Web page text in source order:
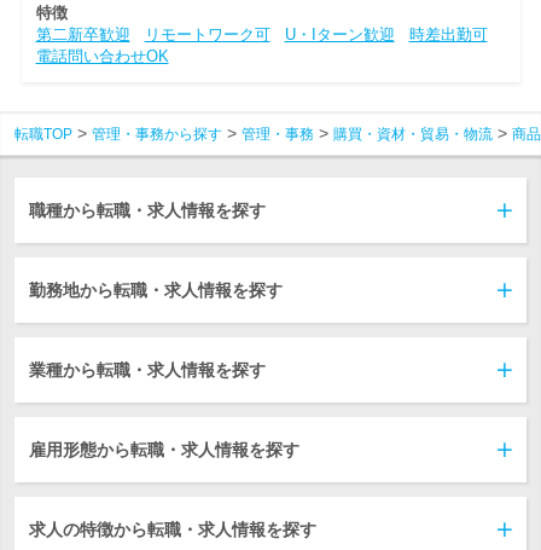
特徴
第二新卒歓迎
リモートワーク可 U・Iターン歓迎
時差出勤可
電話問い合わせOK
転職TOP 管理・事務から探す 管理・事務 購買・資材・貿易・物流 商
職種から転職・求人情報を探す
勤務地から転職・求人情報を探す
業種から転職・求人情報を探す
雇用形態から転職・求人情報を探す
求人の特徴から転職・求人情報を探す